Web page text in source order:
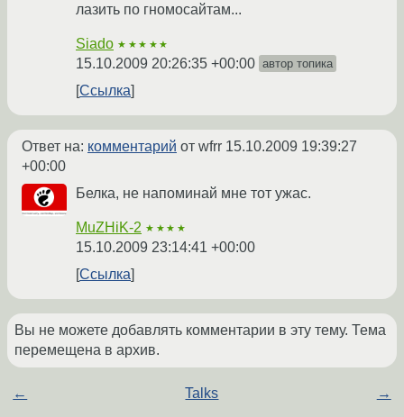
лазить по гномосайтам...
Siado ★★★★★
15.10.2009 20:26:35 +00:00 автор топика
Ссылка
Ответ на: комментарий от wfrr 15.10.2009 19:39:27
+00:00
Белка, не напоминай мне тот ужас.
MuZHiK-2 ★★★★
15.10.2009 23:14:41 +00:00
Ссылка
Вы не можете добавлять комментарии в эту тему. Тема
перемещена в архив.
← Talks →